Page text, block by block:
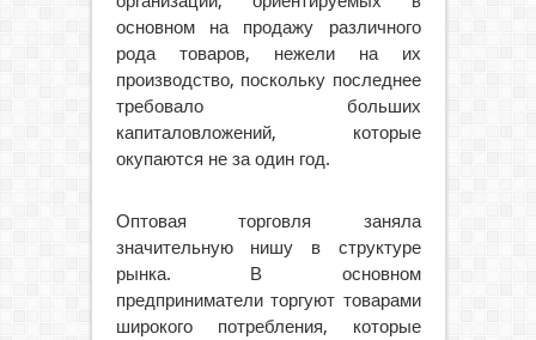
основном на продажу различного
рода товаров, нежели на их
производство, поскольку последнее
требовало больших
капиталовложений, которые
окупаются не за один год.
Оптовая торговля заняла
значительную нишу в структуре
рынка. В основном
предприниматели торгуют товарами
широкого потребления, которые